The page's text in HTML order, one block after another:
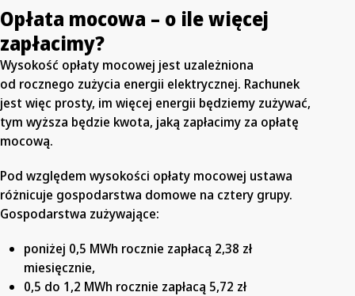
Opłata mocowa – o ile więcej
zapłacimy?
Wysokość opłaty mocowej jest uzależniona
od rocznego zużycia energii elektrycznej. Rachunek
jest więc prosty, im więcej energii będziemy zużywać,
tym wyższa będzie kwota, jaką zapłacimy za opłatę
mocową.
Pod względem wysokości opłaty mocowej ustawa
różnicuje gospodarstwa domowe na cztery grupy.
Gospodarstwa zużywające:
poniżej 0,5 MWh rocznie zapłacą 2,38 zł
miesięcznie,
0,5 do 1,2 MWh rocznie zapłacą 5,72 zł